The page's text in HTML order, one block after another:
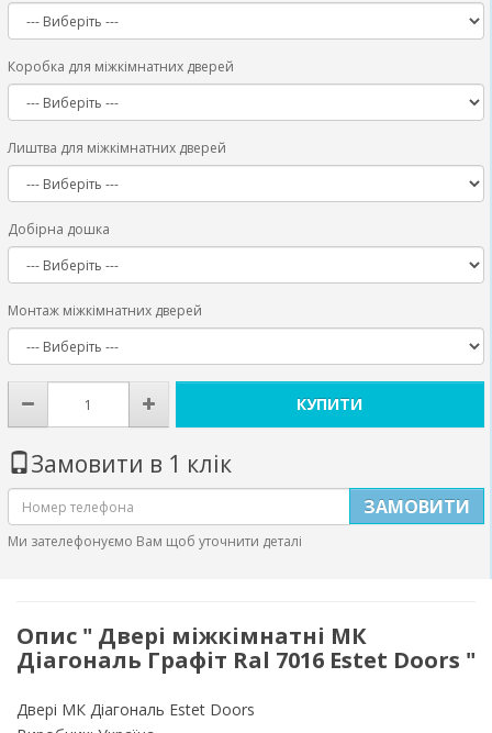
Коробка для міжкімнатних дверей
Лиштва для міжкімнатних дверей
Добірна дошка
Монтаж міжкімнатних дверей
КУПИТИ
Замовити в 1 клік
ЗАМОВИТИ
Ми зателефонуємо Вам щоб уточнити деталі
Опис " Двері міжкімнатні МК
Діагональ Графіт Ral 7016 Estet Doors "
Двері МК Діагональ Estet Doors